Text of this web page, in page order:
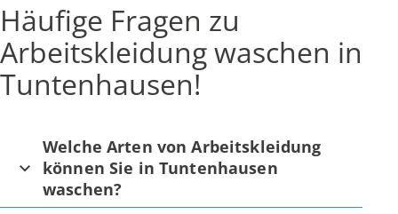
Häufige Fragen zu
Arbeitskleidung waschen in
Tuntenhausen!
Welche Arten von Arbeitskleidung
können Sie in Tuntenhausen
waschen?